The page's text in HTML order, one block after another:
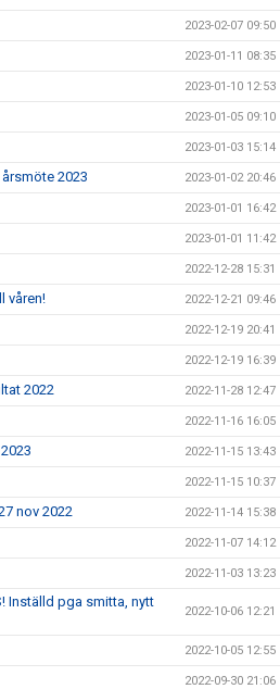
2023-02-07 09:50
2023-01-11 08:35
2023-01-10 12:53
2023-01-05 09:10
2023-01-03 15:14
2023 2023-01-02 20:46
2023-01-01 16:42
2023-01-01 11:42
2022-12-28 15:31
våren! 2022-12-21 09:46
2022-12-19 20:41
2022-12-19 16:39
2022 2022-11-28 12:47
2022-11-16 16:05
2022-11-15 13:43
2022-11-15 10:37
nov 2022 2022-11-14 15:38
2022-11-07 14:12
2022-11-03 13:23
Inställd pga smitta, nytt
2022-10-06 12:21
2022-10-05 12:55
2022-09-30 21:06